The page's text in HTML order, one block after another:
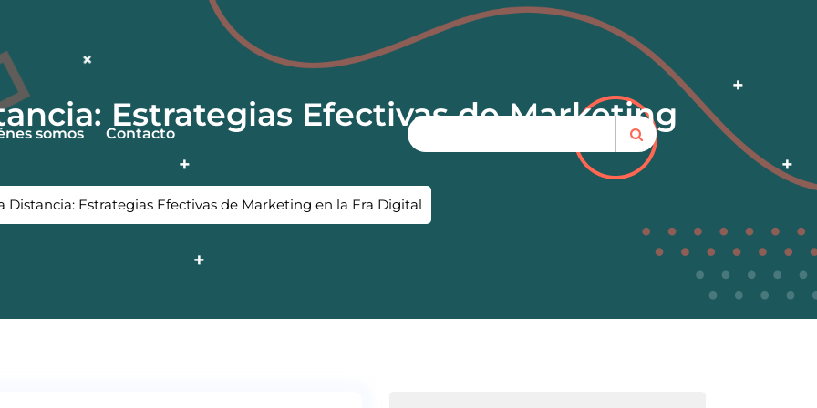
somos Contacto
Estrategias Efectivas de Marketing
Distancia: Estrategias Efectivas de Marketing en la Era Digital